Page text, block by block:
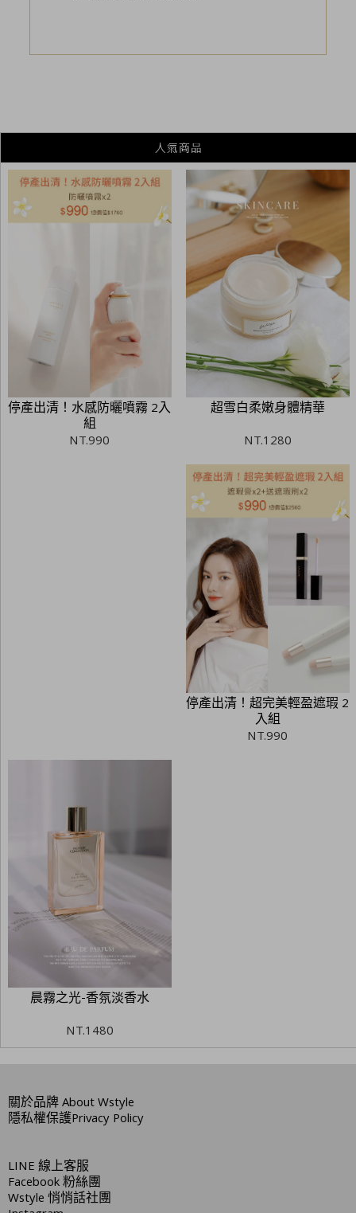
停產出清！水感防曬噴霧 2入
組
NT.990
超雪白柔嫩身體精華
NT.1280
停產出清！超完美輕盈遮瑕 2
入組
NT.990
晨霧之光-香氛淡香水
NT.1480
關於品牌About Wstyle
隱私權保護Privacy Policy
LINE線上客服
Facebook粉絲團
Wstyle悄悄話社團